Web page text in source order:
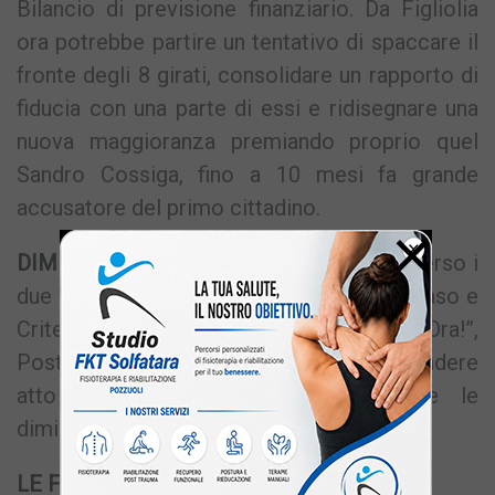
Bilancio di previsione finanziario. Da Figliolia
ora potrebbe partire un tentativo di spaccare il
fronte degli 8 girati, consolidare un rapporto di
fiducia con una parte di essi e ridisegnare una
nuova maggioranza premiando proprio quel
Sandro Cossiga, fino a 10 mesi fa grande
accusatore del primo cittadino.
DIMISSIONI– Infine l’opposizione, attraverso i
due consiglieri del Movimento 5 stelle, Caso e
Critelli, e il consigliere di “Pozzuoli Ora!”,
Postiglione, ha chiesto al sindaco di prendere
atto delle difficoltà e di rassegnare le
dimissioni.
LE FOTO
×